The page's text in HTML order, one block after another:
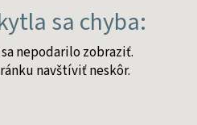
nepodarilo zobraziť.
navštíviť neskôr.